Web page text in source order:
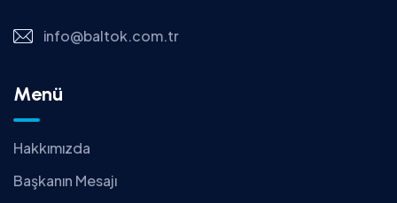
info@baltok.com.tr
Menü
Hakkımızda
Başkanın Mesajı